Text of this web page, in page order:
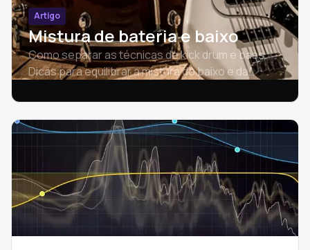
Artigo
Mistura de bateria e baixo
Como separar as técnicas de kick drum e bass.
Dicas para equilibrar a mistura do baixo e da